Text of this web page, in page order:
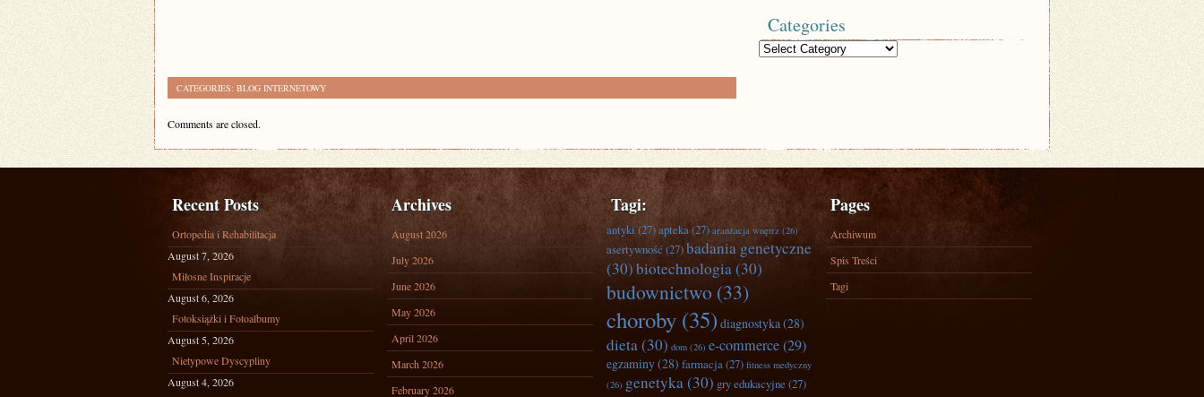
CATEGORIES: BLOG INTERNETOWY
Comments are closed.
Categories
Categories
Recent Posts
Ortopedia i Rehabilitacja
August 7, 2026
Miłosne Inspiracje
August 6, 2026
Fotoksiążki i Fotoalbumy
August 5, 2026
Nietypowe Dyscypliny
August 4, 2026
Archives
August 2026
July 2026
June 2026
May 2026
April 2026
March 2026
February 2026
Tagi:
antyki(27)apteka(27) aranżacja wnętrz (26)
asertywność (27)badania genetyczne
(30)biotechnologia(30)
budownictwo (33)
choroby (35) diagnostyka(28)
dieta(30) dom (26) e-commerce(29)
egzaminy(28) farmacja(27) fitness medyczny
(26) genetyka(30) gry edukacyjne (27)
Pages
Archiwum
Spis Treści
Tagi